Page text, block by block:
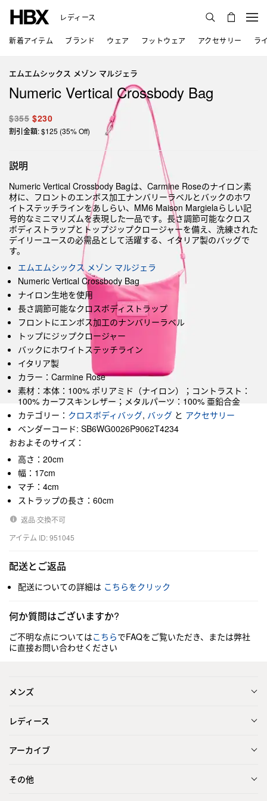
レディース
新着アイテム ブランド ウェア フットウェア アクセサリー ラ
エムエムシックス メゾン マルジェラ
Numeric Vertical Crossbody Bag
$355 $230
割引金額: $125 (35% Off)
説明
Numeric Vertical Crossbody Bagは、Carmine Roseのナイロン素
材に、フロントのエンボス加工ナンバリーラベルとバックのホワ
イトステッチラインをあしらい、MM6 Maison Margielaらしい記
号的なミニマリズムを表現した一品です。長さ調節可能なクロス
ボディストラップとトップジップクロージャーを備え、洗練された
デイリーユースの必需品として活躍する、イタリア製のバッグで
す。
エムエムシックス メゾン マルジェラ
Numeric Vertical Crossbody Bag
ナイロン生地を使用
長さ調節可能なクロスボディストラップ
フロントにエンボス加工のナンバリーラベル
トップにジップクロージャー
バックにホワイトステッチライン
イタリア製
カラー：Carmine Rose
素材：本体：100% ポリアミド（ナイロン）；コントラスト：
100% カーフスキンレザー；メタルパーツ：100% 亜鉛合金
カテゴリー： クロスボディバッグ, バッグ と アクセサリー
ベンダーコード: SB6WG0026P9062T4234
おおよそのサイズ：
高さ：20cm
幅：17cm
マチ：4cm
ストラップの長さ：60cm
返品·交換不可
アイテム ID: 951045
配送とご返品
配送についての詳細は こちらをクリック
何か質問はございますか?
ご不明な点についてはこちらでFAQをご覧いただき、または弊社
に直接お問い合わせください
メンズ
レディース
アーカイブ
その他